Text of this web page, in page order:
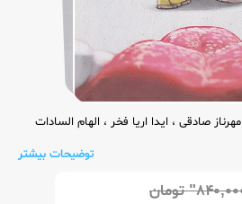
مهرناز صادقی ، ایدا اریا فخر ، الهام السادات
توضیحات بیشتر
تومان